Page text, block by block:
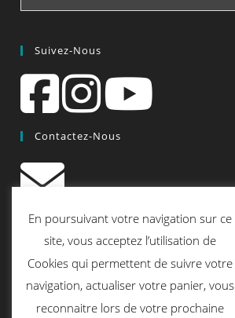
Suivez-Nous
Contactez-Nous
contact@quiscrap.fr
Les Fiches Techniques et les Tutos
Le Blog
Conditions générales de vente
En poursuivant votre navigation sur ce
site, vous acceptez l’utilisation de
Cookies qui permettent de suivre votre
navigation, actualiser votre panier, vous
reconnaitre lors de votre prochaine